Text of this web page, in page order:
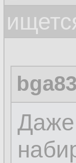
bga83
Даже